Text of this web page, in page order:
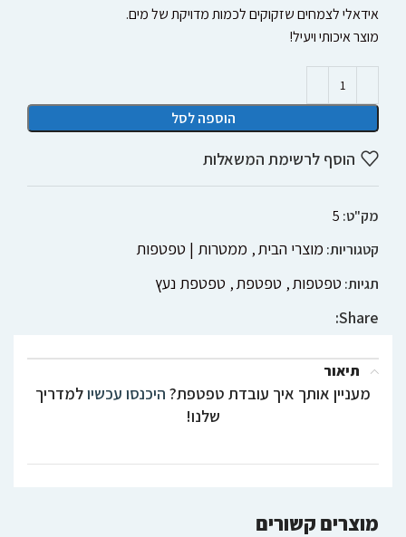
אידאלי לצמחים שזקוקים לכמות מדויקת של מים.
מוצר איכותי ויעיל!
הוספה לסל
הוסף לרשימת המשאלות
מק"ט: 5
קטגוריות: מוצרי הבית, ממטרות | טפטפות
תגיות: טפטפות, טפטפת, טפטפת נעץ
Share:
תיאור
מעניין אותך איך עובדת טפטפת? היכנסו עכשיולמדריך
שלנו!
מוצרים קשורים